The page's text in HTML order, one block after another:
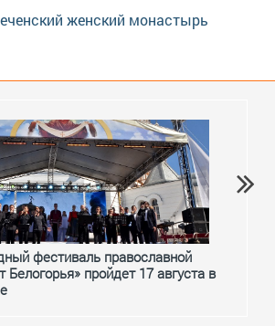
женский монастырь
фестиваль православной
Белогорья» пройдет 17 августа в